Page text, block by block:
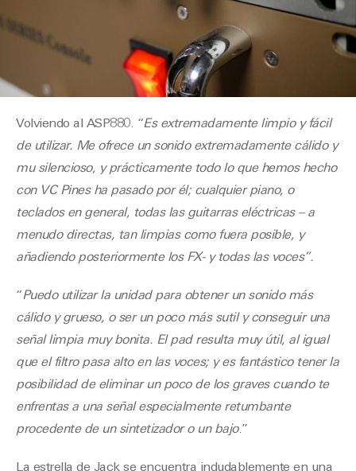
Volviendo al ASP880. “Es extremadamente limpio y fácil
de utilizar. Me ofrece un sonido extremadamente cálido y
mu silencioso, y prácticamente todo lo que hemos hecho
con VC Pines ha pasado por él; cualquier piano, o
teclados en general, todas las guitarras eléctricas – a
menudo directas, tan limpias como fuera posible, y
añadiendo posteriormente los FX- y todas las voces”.
“Puedo utilizar la unidad para obtener un sonido más
cálido y grueso, o ser un poco más sutil y conseguir una
señal limpia muy bonita. El pad resulta muy útil, al igual
que el filtro pasa alto en las voces; y es fantástico tener la
posibilidad de eliminar un poco de los graves cuando te
enfrentas a una señal especialmente retumbante
procedente de un sintetizador o un bajo.”
La estrella de Jack se encuentra indudablemente en una